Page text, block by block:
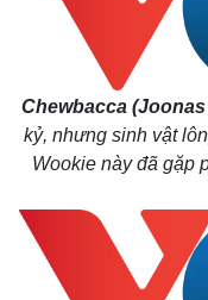
Chewbacca
kỷ, nhưng sinh vật
Wookie này đã gặp